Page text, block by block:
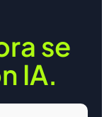
se
IA.